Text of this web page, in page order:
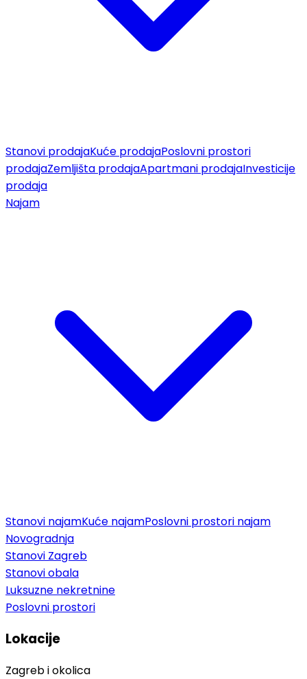
Stanovi prodajaKuće prodajaPoslovni prostori
prodajaZemljišta prodajaApartmani prodajaInvesticije
prodaja
Najam
Stanovi najamKuće najamPoslovni prostori najam
Novogradnja
Stanovi Zagreb
Stanovi obala
Luksuzne nekretnine
Poslovni prostori
Lokacije
Zagreb i okolica